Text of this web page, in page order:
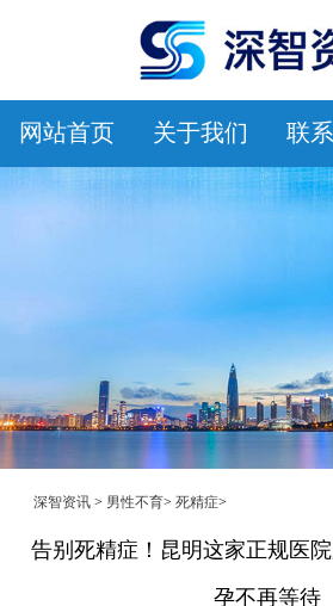
网站首页 关于我们 联
深智资讯 > 男性不育> 死精症>
告别死精症！昆明这家正规医
孕不再等待